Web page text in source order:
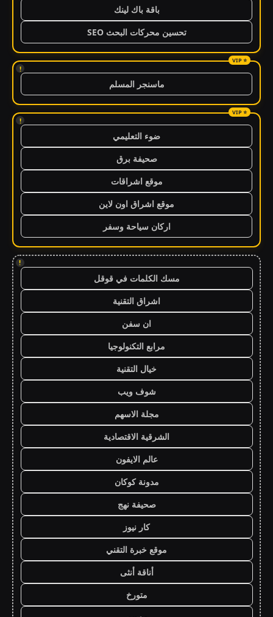
باقة باك لينك
تحسين محركات البحث SEO
!
ماسنجر المسلم
!
ضوء التعليمي
صحيفة برق
موقع اشراقات
موقع اشراق اون لاين
اركان سياحة وسفر
!
مسك الكلمات في قوقل
اشراق التقنية
ان سفن
مرابع التكنولوجيا
خيال التقنية
شوف ويب
مجلة الاسهم
الشرقية الاقتصادية
عالم الايفون
مدونة كوكان
صحيفة نهج
كار نيوز
موقع خبرة التقني
أناقة أنثى
متورخ